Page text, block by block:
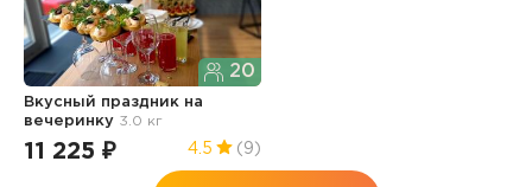
20
Вкусный праздник на
вечеринку 3.0 кг
11 225 ₽ 4.5 (9)